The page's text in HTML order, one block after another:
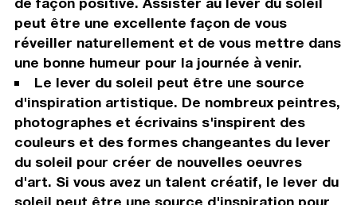
peut être une excellente façon de vous
réveiller naturellement et de vous mettre dans
une bonne humeur pour la journée à venir.
Le lever du soleil peut être une source
d'inspiration artistique. De nombreux peintres,
photographes et écrivains s'inspirent des
couleurs et des formes changeantes du lever
du soleil pour créer de nouvelles oeuvres
d'art. Si vous avez un talent créatif, le lever du
soleil peut être une source d'inspiration pour